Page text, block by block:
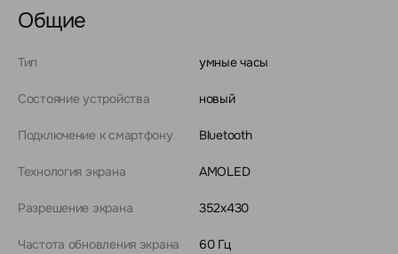
Общие
Тип умные часы
Состояние устройства новый
Подключение к смартфону Bluetooth
Технология экрана AMOLED
Разрешение экрана 352х430
Частота обновления экрана 60 Гц